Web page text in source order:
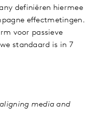
definiëren hiermee
effectmetingen.
voor passieve
standaard is in 7
media and